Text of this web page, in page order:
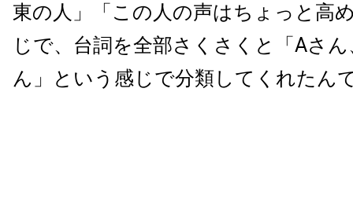
東の人」「この人の声はちょっと高
じで、台詞を全部さくさくと「Aさ
ん」という感じで分類してくれたん